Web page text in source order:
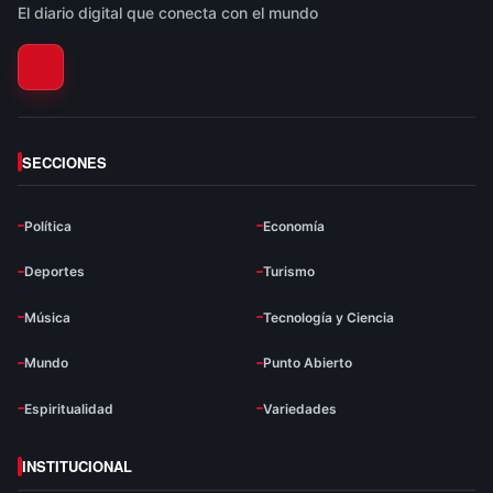
El diario digital que conecta con el mundo
SECCIONES
Política Economía
Deportes Turismo
Música Tecnología y Ciencia
Mundo Punto Abierto
Espiritualidad Variedades
INSTITUCIONAL